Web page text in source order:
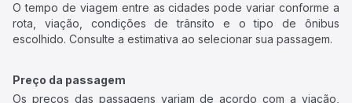
O tempo de viagem entre as cidades pode variar conforme a
rota, viação, condições de trânsito e o tipo de ônibus
escolhido. Consulte a estimativa ao selecionar sua passagem.
Preço da passagem
Os preços das passagens variam de acordo com a viação,